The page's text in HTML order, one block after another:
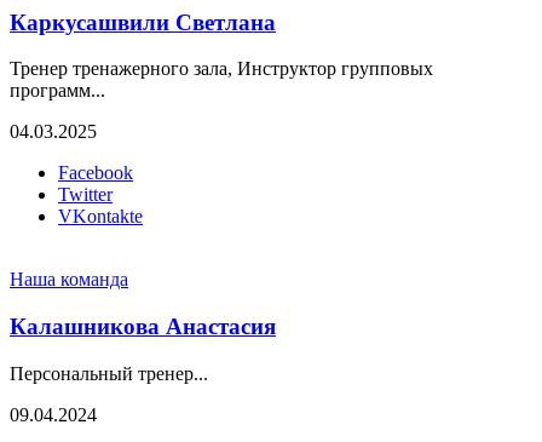
Каркусашвили Светлана
Тренер тренажерного зала, Инструктор групповых
программ...
04.03.2025
Facebook
Twitter
VKontakte
Наша команда
Калашникова Анастасия
Персональный тренер...
09.04.2024